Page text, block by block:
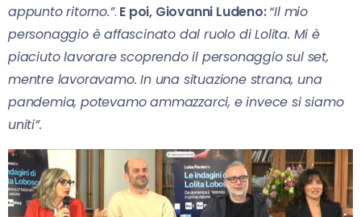
appunto ritorno.”. E poi, Giovanni Ludeno:“Il mio
personaggio è affascinato dal ruolo di Lolita. Mi è
piaciuto lavorare scoprendo il personaggio sul set,
mentre lavoravamo. In una situazione strana, una
pandemia, potevamo ammazzarci, e invece si siamo
uniti”.